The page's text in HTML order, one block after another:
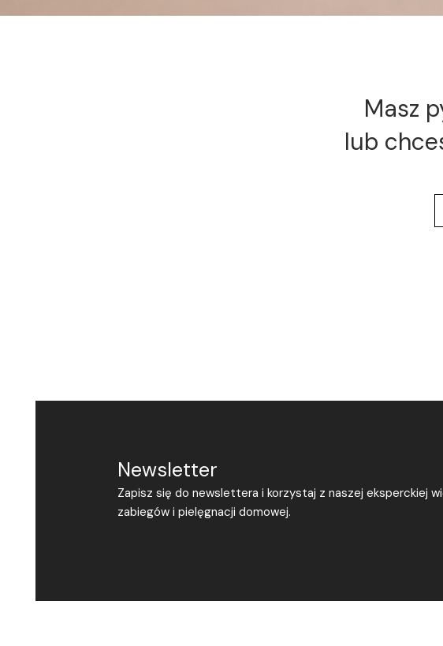
Masz
lub
Newsletter
Zapisz się do newslettera i korzystaj z naszej eksperckiej
zabiegów i pielęgnacji domowej.